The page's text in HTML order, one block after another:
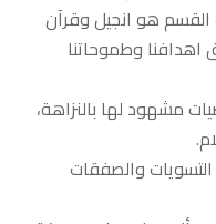
هو انجيل وقرآن
اهدافنا وطموحاتنا
مشهود لها بالنزاهة،
والصفقات